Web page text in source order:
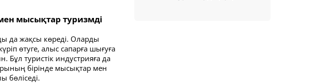
мысықтар туризмді
да жақсы көреді. Оларды
өтуге, алыс сапарға шығуға
Бұл туристік индустрияға да
бірінде мысықтар мен
бөліседі.